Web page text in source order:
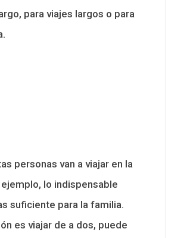
para viajes largos o para
personas van a viajar en la
ejemplo, lo indispensable
suficiente para la familia.
es viajar de a dos, puede